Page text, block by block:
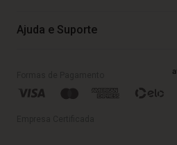
Ajuda e Suporte